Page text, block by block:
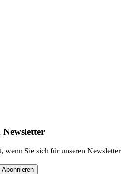
Newsletter
wenn Sie sich für unseren Newsletter
Abonnieren